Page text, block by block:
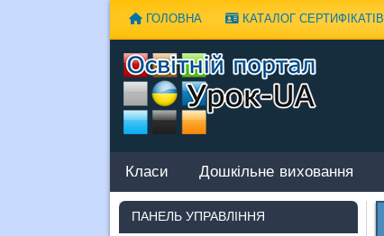
ГОЛОВНА КАТАЛОГ СЕРТИФІКАТІВ
Класи Дошкільне виховання
ПАНЕЛЬ УПРАВЛІННЯ